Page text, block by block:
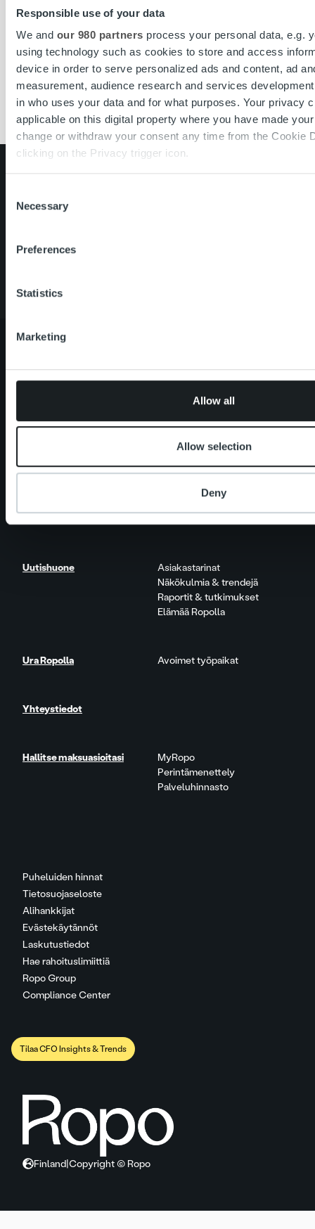
Responsible use of your data
We and our 980 partners process your personal data, e.g.
using technology such as cookies to store and access
device in order to serve personalized ads and content, ad
measurement, audience research and services
in who uses your data and for what purposes. Your privacy
applicable on this digital property where you have made
change or withdraw your consent any time from the Cookie
clicking on the Privacy trigger icon.
preferences in the
features and to analyse our traffic. We also share
combine it with other information that you’ve provided to
Selection
Necessary
Preferences
Statistics
Marketing
Allow all
Allow selection
Deny
Pikalinkit
Puheluiden hinnat
Tietosuojaseloste
Alihankkijat
Evästekäytännöt
Laskutustiedot
Hae rahoituslimiittiä
Ropo Group
Compliance Center
Tietoa meistä
Johto ja organisaatio
Ihmiset ja kulttuurimme
Palveluosa-alueet
One platform
Uutishuone
Asiakastarinat
Näkökulmia & trendejä
Raportit & tutkimukset
Elämää Ropolla
Ura Ropolla Avoimet työpaikat
Yhteystiedot
Hallitse maksuasioitasi
MyRopo
Perintämenettely
Palveluhinnasto
Tilaa CFO Insights & Trends
Finland Copyright © Ropo